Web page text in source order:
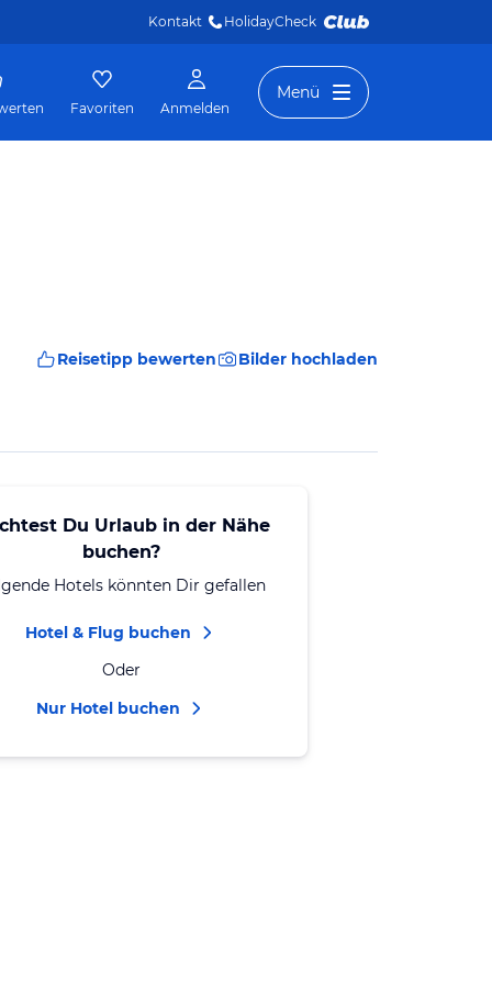
Kontakt HolidayCheck
Favoriten Anmelden
Menü
Reisetipp bewerten Bilder hochladen
Du Urlaub in der Nähe
buchen?
Hotels könnten Dir gefallen
Hotel & Flug buchen
Oder
Nur Hotel buchen